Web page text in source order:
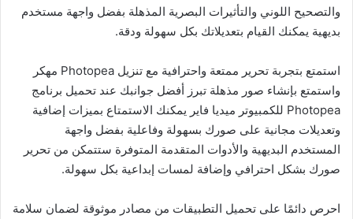
والتصحيح اللوني والتأثيرات البصرية المذهلة بفضل واجهة مستخدم
بديهية يمكنك القيام بتعديلاتك بكل سهولة ودقة.
استمتع بتجربة تحرير ممتعة واحترافية مع تنزيل Photopea مهكر
واستمتع بإنشاء صور مذهلة تبرز أفضل جوانبك عند تحميل برنامج
Photopea للكمبيوتر ميديا فاير يمكنك الاستمتاع بميزات إضافية
وتعديلات مجانية على صورك بسهولة وفاعلية بفضل واجهة
المستخدم البديهية والأدوات المتقدمة المتوفرة ستتمكن من تحرير
صورك بشكل احترافي وإضافة لمسات إبداعية بكل سهولة.
احرص دائمًا على تحميل التطبيقات من مصادر موثوقة لضمان سلامة